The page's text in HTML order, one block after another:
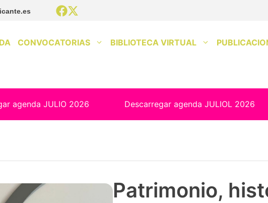
CONVOCATORIAS BIBLIOTECA VIRTUAL
agenda JULIO 2026 Descarregar agenda JULIOL 2026
Patrimonio,